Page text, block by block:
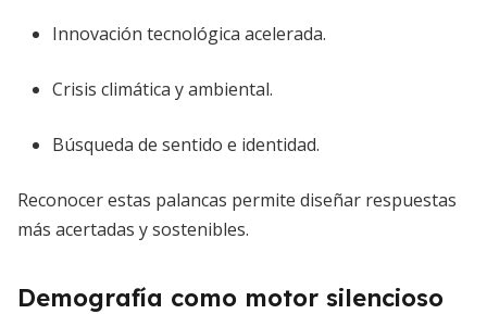
Innovación tecnológica acelerada.
Crisis climática y ambiental.
Búsqueda de sentido e identidad.
Reconocer estas palancas permite diseñar respuestas
más acertadas y sostenibles.
Demografía como motor silencioso